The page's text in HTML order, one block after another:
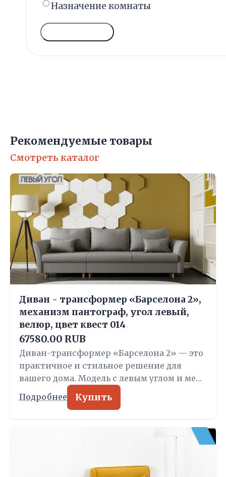
Назначение комнаты
Рекомендуемые товары
Смотреть каталог
Диван - трансформер «Барселона 2»,
механизм пантограф, угол левый,
велюр, цвет квест 014
67580.00 RUB
Диван-трансформер «Барселона 2» — это
практичное и стильное решение для
вашего дома. Модель с левым углом и ме…
Подробнее Купить